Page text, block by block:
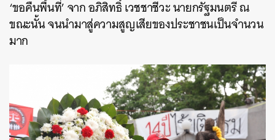
‘ขอคืนพื้นที่’ จาก อภิสิทธิ์ เวชชาชีวะ นายกรัฐมนตรี ณ
ขณะนั้น จนนำมาสู่ความสูญเสียของประชาชนเป็นจำนวน
มาก